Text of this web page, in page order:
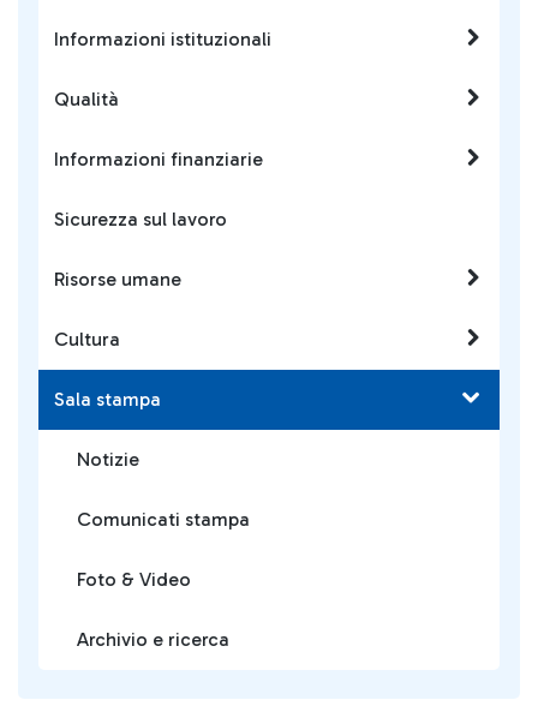
Informazioni istituzionali
Qualità
Informazioni finanziarie
Sicurezza sul lavoro
Risorse umane
Cultura
Sala stampa
Notizie
Comunicati stampa
Foto & Video
Archivio e ricerca